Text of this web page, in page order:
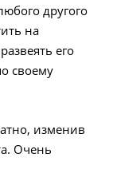
другого
на
его
своему
изменив
Очень